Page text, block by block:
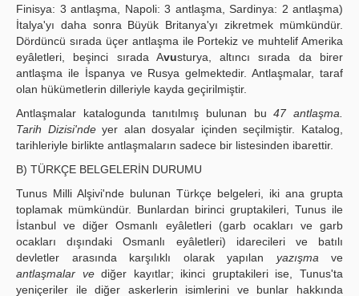
Finisya: 3 antlaşma, Napoli: 3 antlaşma, Sardinya: 2 antlaşma)
İtalya'yı daha sonra Büyük Britanya'yı zikretmek mümkündür.
Dördüncü sırada üçer antlaşma ile Portekiz ve muhtelif Amerika
eyâletleri, beşinci sırada Avusturya, altıncı sırada da birer
antlaşma ile İspanya ve Rusya gelmektedir. Antlaşmalar, taraf
olan hükümetlerin dilleriyle kayda geçirilmiştir.
Antlaşmalar katalogunda tanıtılmış bulunan bu47 antlaşma.
Tarih Dizisi'ndeyer alan dosyalar içinden seçilmiştir. Katalog,
tarihleriyle birlikte antlaşmaların sadece bir listesinden ibarettir.
B) TÜRKÇE BELGELERİN DURUMU
Tunus Milli Alşivi'nde bulunan Türkçe belgeleri, iki ana grupta
toplamak mümkündür. Bunlardan birinci gruptakileri, Tunus ile
İstanbul ve diğer Osmanlı eyâletleri (garb ocakları ve garb
ocakları dışındaki Osmanlı eyâletleri) idarecileri ve batılı
devletler arasında karşılıklı olarak yapılan yazışma ve
antlaşmalar vediğer kayıtlar; ikinci gruptakileri ise, Tunus'ta
yeniçeriler ile diğer askerlerin isimlerini ve bunlar hakkında